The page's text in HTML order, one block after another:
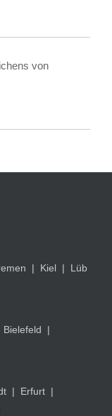
von
| Kiel |
Lüb
Bielefeld
|
| Erfurt |